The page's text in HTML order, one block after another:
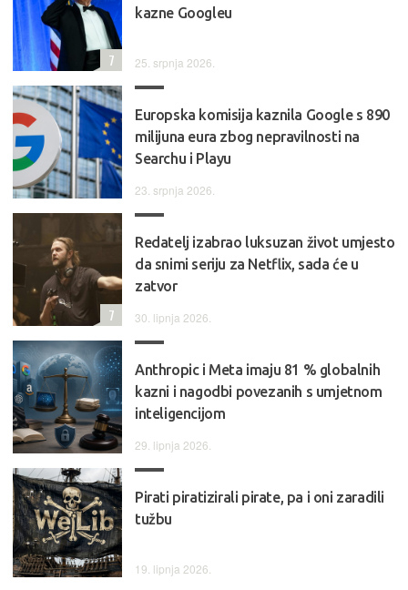
kazne Googleu
25. srpnja 2026.
7
Europska komisija kaznila Google s 890
milijuna eura zbog nepravilnosti na
Searchu i Playu
23. srpnja 2026.
Redatelj izabrao luksuzan život umjesto
da snimi seriju za Netflix, sada će u
zatvor
30. lipnja 2026.
7
Anthropic i Meta imaju 81 % globalnih
kazni i nagodbi povezanih s umjetnom
inteligencijom
29. lipnja 2026.
Pirati piratizirali pirate, pa i oni zaradili
tužbu
19. lipnja 2026.